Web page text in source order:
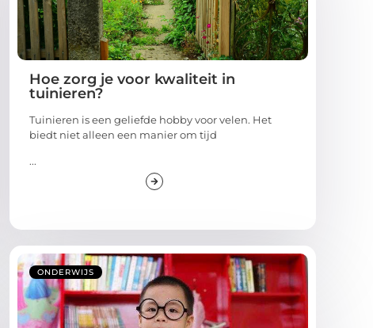
Hoe zorg je voor kwaliteit in
tuinieren?
Tuinieren is een geliefde hobby voor velen. Het
biedt niet alleen een manier om tijd
...
ONDERWIJS